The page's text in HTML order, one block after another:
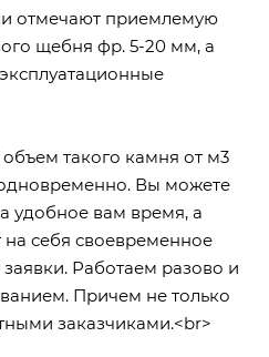
отмечают приемлемую
щебня фр. 5-20 мм, а
такого камня от м3
Вы можете
удобное вам время, а
себя своевременное
Работаем разово и
Причем не только
заказчиками.<br>